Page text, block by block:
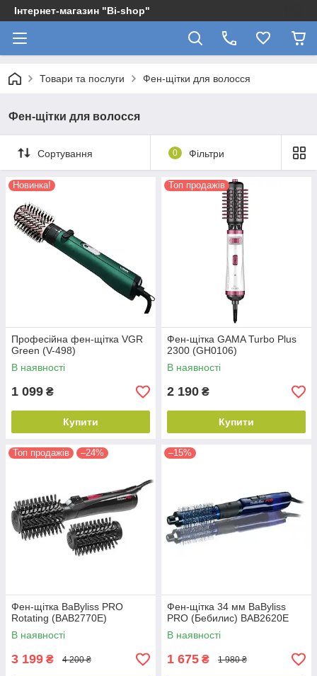
Інтернет-магазин "Bi-shop"
Товари та послуги Фен-щітки для волосся
Фен-щітки для волосся
Сортування 0 Фільтри
Новинка!
Професійна фен-щітка VGR
Green (V-498)
В наявності
1 099 ₴
Купити
Топ продажів
Фен-щітка GAMA Turbo Plus
2300 (GH0106)
В наявності
2 190 ₴
Купити
Топ продажів –24%
Фен-щітка BaByliss PRO
Rotating (BAB2770E)
В наявності
3 199 ₴ 4 200 ₴
–15%
Фен-щітка 34 мм BaByliss
PRO (Бебилис) BAB2620E
В наявності
1 675 ₴ 1 980 ₴